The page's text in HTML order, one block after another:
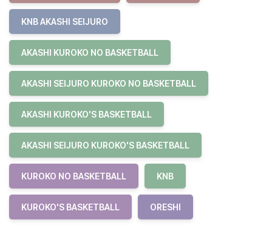
KNB AKASHI SEIJURO
AKASHI KUROKO NO BASKETBALL
AKASHI SEIJURO KUROKO NO BASKETBALL
AKASHI KUROKO'S BASKETBALL
AKASHI SEIJURO KUROKO'S BASKETBALL
KUROKO NO BASKETBALL KNB
KUROKO'S BASKETBALL ORESHI